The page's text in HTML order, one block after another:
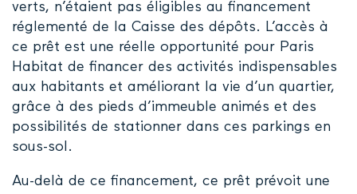
verts, n’étaient pas éligibles au financement
réglementé de la Caisse des dépôts. L’accès à
ce prêt est une réelle opportunité pour Paris
Habitat de financer des activités indispensables
aux habitants et améliorant la vie d’un quartier,
grâce à des pieds d’immeuble animés et des
possibilités de stationner dans ces parkings en
sous-sol.
Au-delà de ce financement, ce prêt prévoit une